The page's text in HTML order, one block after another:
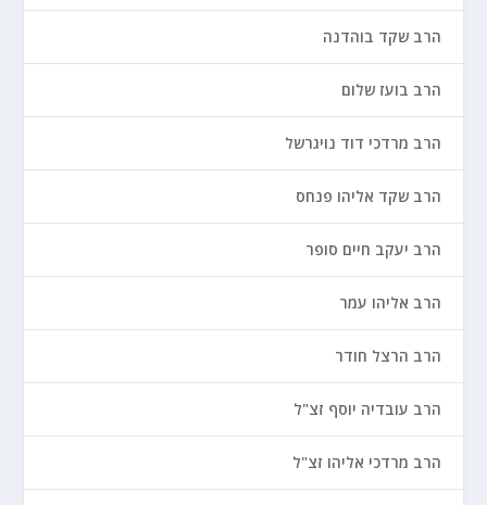
הרב שקד בוהדנה
הרב בועז שלום
הרב מרדכי דוד נויגרשל
הרב שקד אליהו פנחס
הרב יעקב חיים סופר
הרב אליהו עמר
הרב הרצל חודר
הרב עובדיה יוסף זצ"ל
הרב מרדכי אליהו זצ"ל